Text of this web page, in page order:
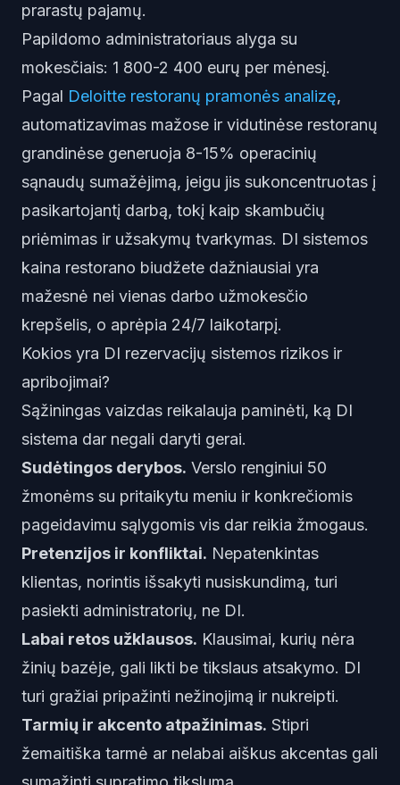
prarastų pajamų.
Papildomo administratoriaus alyga su
mokesčiais: 1 800-2 400 eurų per mėnesį.
Pagal Deloitte restoranų pramonės analizę,
automatizavimas mažose ir vidutinėse restoranų
grandinėse generuoja 8-15% operacinių
sąnaudų sumažėjimą, jeigu jis sukoncentruotas į
pasikartojantį darbą, tokį kaip skambučių
priėmimas ir užsakymų tvarkymas. DI sistemos
kaina restorano biudžete dažniausiai yra
mažesnė nei vienas darbo užmokesčio
krepšelis, o aprėpia 24/7 laikotarpį.
Kokios yra DI rezervacijų sistemos rizikos ir
apribojimai?
Sąžiningas vaizdas reikalauja paminėti, ką DI
sistema dar negali daryti gerai.
Sudėtingos derybos. Verslo renginiui 50
žmonėms su pritaikytu meniu ir konkrečiomis
pageidavimu sąlygomis vis dar reikia žmogaus.
Pretenzijos ir konfliktai. Nepatenkintas
klientas, norintis išsakyti nusiskundimą, turi
pasiekti administratorių, ne DI.
Labai retos užklausos. Klausimai, kurių nėra
žinių bazėje, gali likti be tikslaus atsakymo. DI
turi gražiai pripažinti nežinojimą ir nukreipti.
Tarmių ir akcento atpažinimas. Stipri
žemaitiška tarmė ar nelabai aiškus akcentas gali